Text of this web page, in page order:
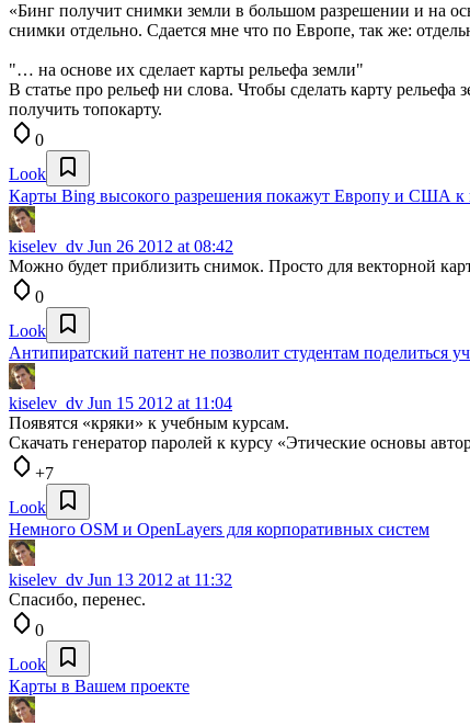
«Бинг получит снимки земли в большом разрешении и на
снимки отдельно. Сдается мне что по Европе, так же:
"… на основе их сделает карты рельефа земли"
В статье про рельеф ни слова. Чтобы сделать карту
получить топокарту.
0
Look
Карты Bing высокого разрешения покажут Европу и США к
kiselev_dv Jun 26 2012 at 08:42
Можно будет приблизить снимок. Просто для векторной
0
Look
Антипиратский патент не позволит студентам поделиться
kiselev_dv Jun 15 2012 at 11:04
Появятся «кряки» к учебным курсам.
Скачать генератор паролей к курсу «Этические основы
+7
Look
Немного OSM и OpenLayers для корпоративных систем
kiselev_dv Jun 13 2012 at 11:32
Спасибо, перенес.
0
Look
Карты в Вашем проекте